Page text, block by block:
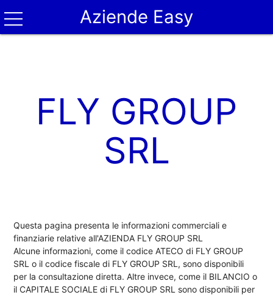
Aziende Easy
FLY GROUP
SRL
Questa pagina presenta le informazioni commerciali e
finanziarie relative all'AZIENDA FLY GROUP SRL
Alcune informazioni, come il codice ATECO di FLY GROUP
SRL o il codice fiscale di FLY GROUP SRL, sono disponibili
per la consultazione diretta. Altre invece, come il BILANCIO o
il CAPITALE SOCIALE di FLY GROUP SRL sono disponibili per